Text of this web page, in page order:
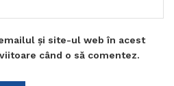
și site-ul web în acest
când o să comentez.